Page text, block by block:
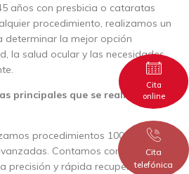
años con presbicia o cataratas
procedimiento, realizamos un
determinar la mejor opción
la salud ocular y las necesidades
principales que se realizan en
procedimientos 100% láser y
Contamos con el
precisión y rápida recuperación
Cita
online
Cita
telefónica